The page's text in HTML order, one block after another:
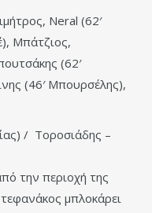
Neral (62′
Μπάτζιος,
(62′
(46′ Μπουρσέλης),
/ Τοροσιάδης –
την περιοχή της
μπλοκάρει